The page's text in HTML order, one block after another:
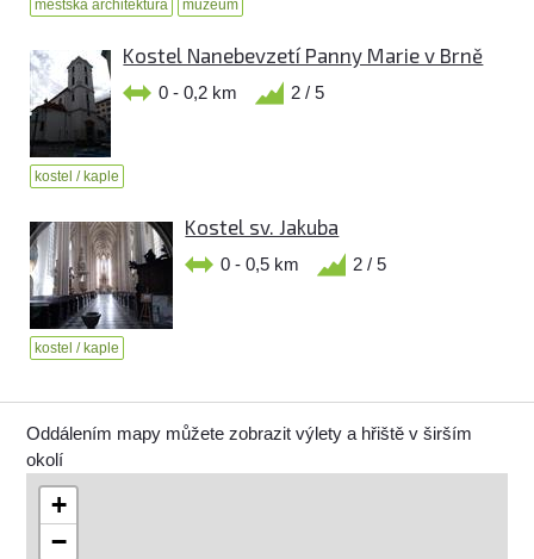
městská architektura muzeum
Kostel Nanebevzetí Panny Marie v Brně
0 - 0,2 km 2 / 5
kostel / kaple
Kostel sv. Jakuba
0 - 0,5 km 2 / 5
kostel / kaple
Oddálením mapy můžete zobrazit výlety a hřiště v širším
okolí
+
−